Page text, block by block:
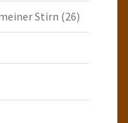
Stirn (26)